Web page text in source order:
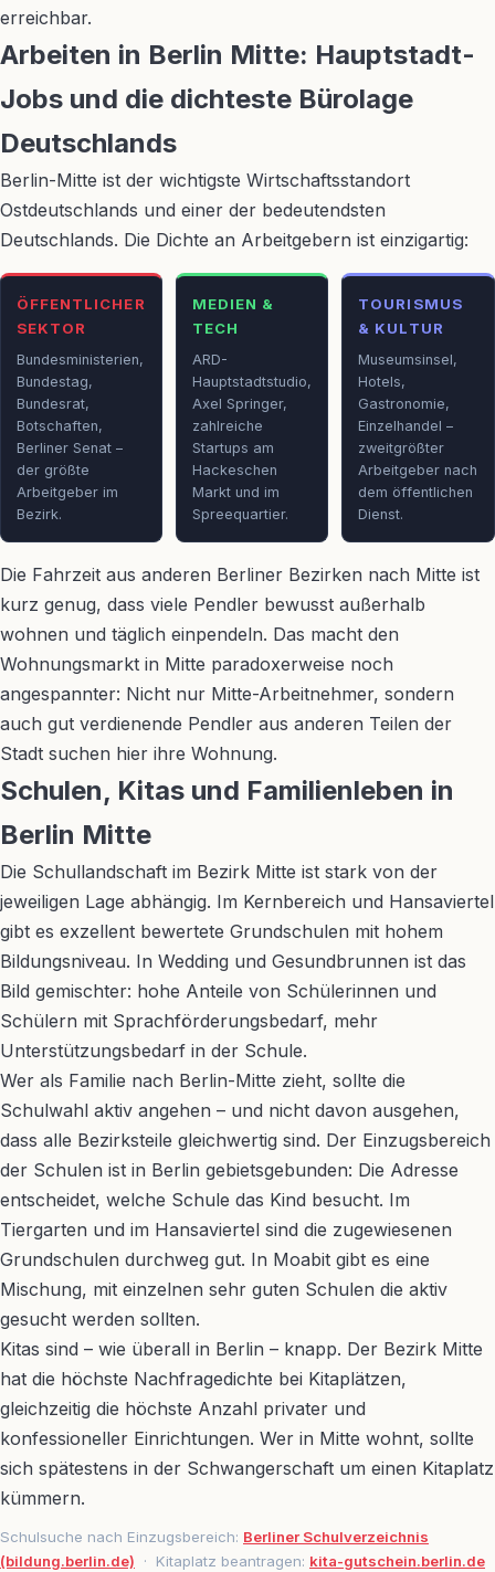
erreichbar.
Arbeiten in Berlin Mitte: Hauptstadt-
Jobs und die dichteste Bürolage
Deutschlands
Berlin-Mitte ist der wichtigste Wirtschaftsstandort
Ostdeutschlands und einer der bedeutendsten
Deutschlands. Die Dichte an Arbeitgebern ist einzigartig:
ÖFFENTLICHER
SEKTOR
Bundesministerien,
Bundestag,
Bundesrat,
Botschaften,
Berliner Senat –
der größte
Arbeitgeber im
Bezirk.
MEDIEN &
TECH
ARD-
Hauptstadtstudio,
Axel Springer,
zahlreiche
Startups am
Hackeschen
Markt und im
Spreequartier.
TOURISMUS
& KULTUR
Museumsinsel,
Hotels,
Gastronomie,
Einzelhandel –
zweitgrößter
Arbeitgeber nach
dem öffentlichen
Dienst.
Die Fahrzeit aus anderen Berliner Bezirken nach Mitte ist
kurz genug, dass viele Pendler bewusst außerhalb
wohnen und täglich einpendeln. Das macht den
Wohnungsmarkt in Mitte paradoxerweise noch
angespannter: Nicht nur Mitte-Arbeitnehmer, sondern
auch gut verdienende Pendler aus anderen Teilen der
Stadt suchen hier ihre Wohnung.
Schulen, Kitas und Familienleben in
Berlin Mitte
Die Schullandschaft im Bezirk Mitte ist stark von der
jeweiligen Lage abhängig. Im Kernbereich und Hansaviertel
gibt es exzellent bewertete Grundschulen mit hohem
Bildungsniveau. In Wedding und Gesundbrunnen ist das
Bild gemischter: hohe Anteile von Schülerinnen und
Schülern mit Sprachförderungsbedarf, mehr
Unterstützungsbedarf in der Schule.
Wer als Familie nach Berlin-Mitte zieht, sollte die
Schulwahl aktiv angehen – und nicht davon ausgehen,
dass alle Bezirksteile gleichwertig sind. Der Einzugsbereich
der Schulen ist in Berlin gebietsgebunden: Die Adresse
entscheidet, welche Schule das Kind besucht. Im
Tiergarten und im Hansaviertel sind die zugewiesenen
Grundschulen durchweg gut. In Moabit gibt es eine
Mischung, mit einzelnen sehr guten Schulen die aktiv
gesucht werden sollten.
Kitas sind – wie überall in Berlin – knapp. Der Bezirk Mitte
hat die höchste Nachfragedichte bei Kitaplätzen,
gleichzeitig die höchste Anzahl privater und
konfessioneller Einrichtungen. Wer in Mitte wohnt, sollte
sich spätestens in der Schwangerschaft um einen Kitaplatz
kümmern.
Schulsuche nach Einzugsbereich: Berliner Schulverzeichnis
(bildung.berlin.de) · Kitaplatz beantragen: kita-gutschein.berlin.de